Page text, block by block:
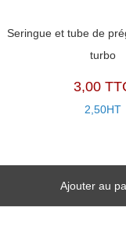
Seringue et tube de
turbo
3,00
2,50HT
Ajouter au